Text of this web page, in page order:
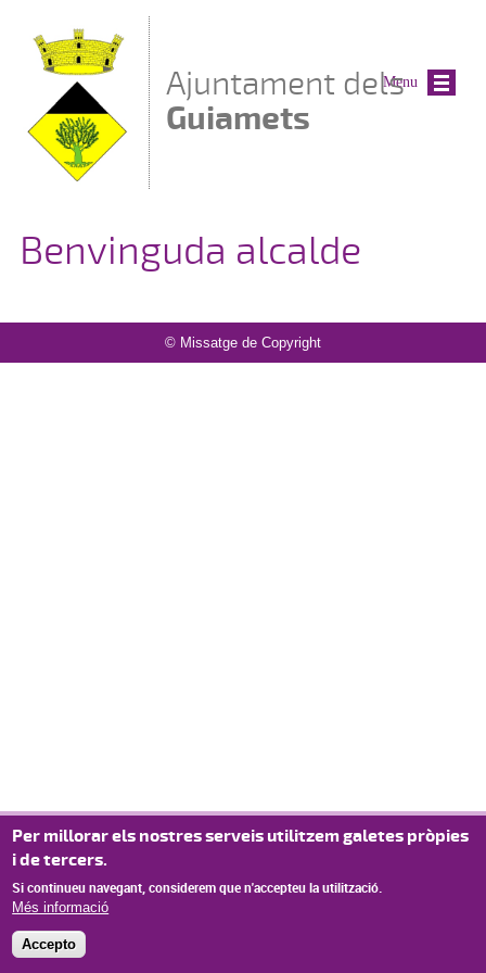
Ajuntament dels
Guiamets
Benvinguda alcalde
© Missatge de Copyright
Menu
Per millorar els nostres serveis utilitzem galetes pròpies
i de tercers.
Si continueu navegant, considerem que n'accepteu la utilització.
Més informació
Accepto